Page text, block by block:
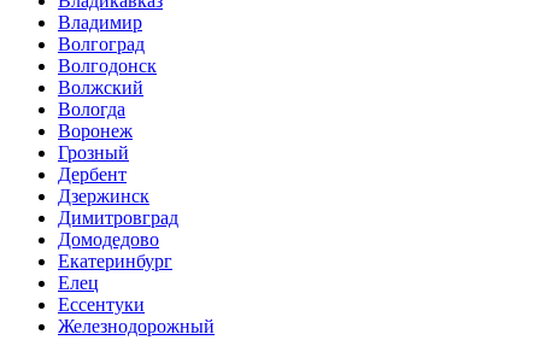
Владимир
Волгоград
Волгодонск
Волжский
Вологда
Воронеж
Грозный
Дербент
Дзержинск
Димитровград
Домодедово
Екатеринбург
Елец
Ессентуки
Железнодорожный